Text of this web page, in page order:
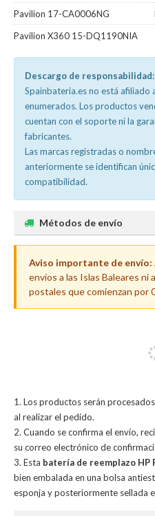
Pavilion 17-CA0006NG
Pavilion X360 15-DQ1190NIA
Descargo de responsabilidad:
Spainbateria.es no está afiliado
enumerados. Los productos
cuentan con el soporte ni la
fabricantes.
Las marcas registradas o
anteriormente se identifican
compatibilidad.
Métodos de envío
Aviso importante de envío:
envíos a las Islas Baleares ni
postales que comienzan por
Los productos serán
al realizar el pedido.
Cuando se confirma el envío,
su correo electrónico de
Esta batería de reemplazo HP
bien embalada en una bolsa
esponja y posteriormente sellada